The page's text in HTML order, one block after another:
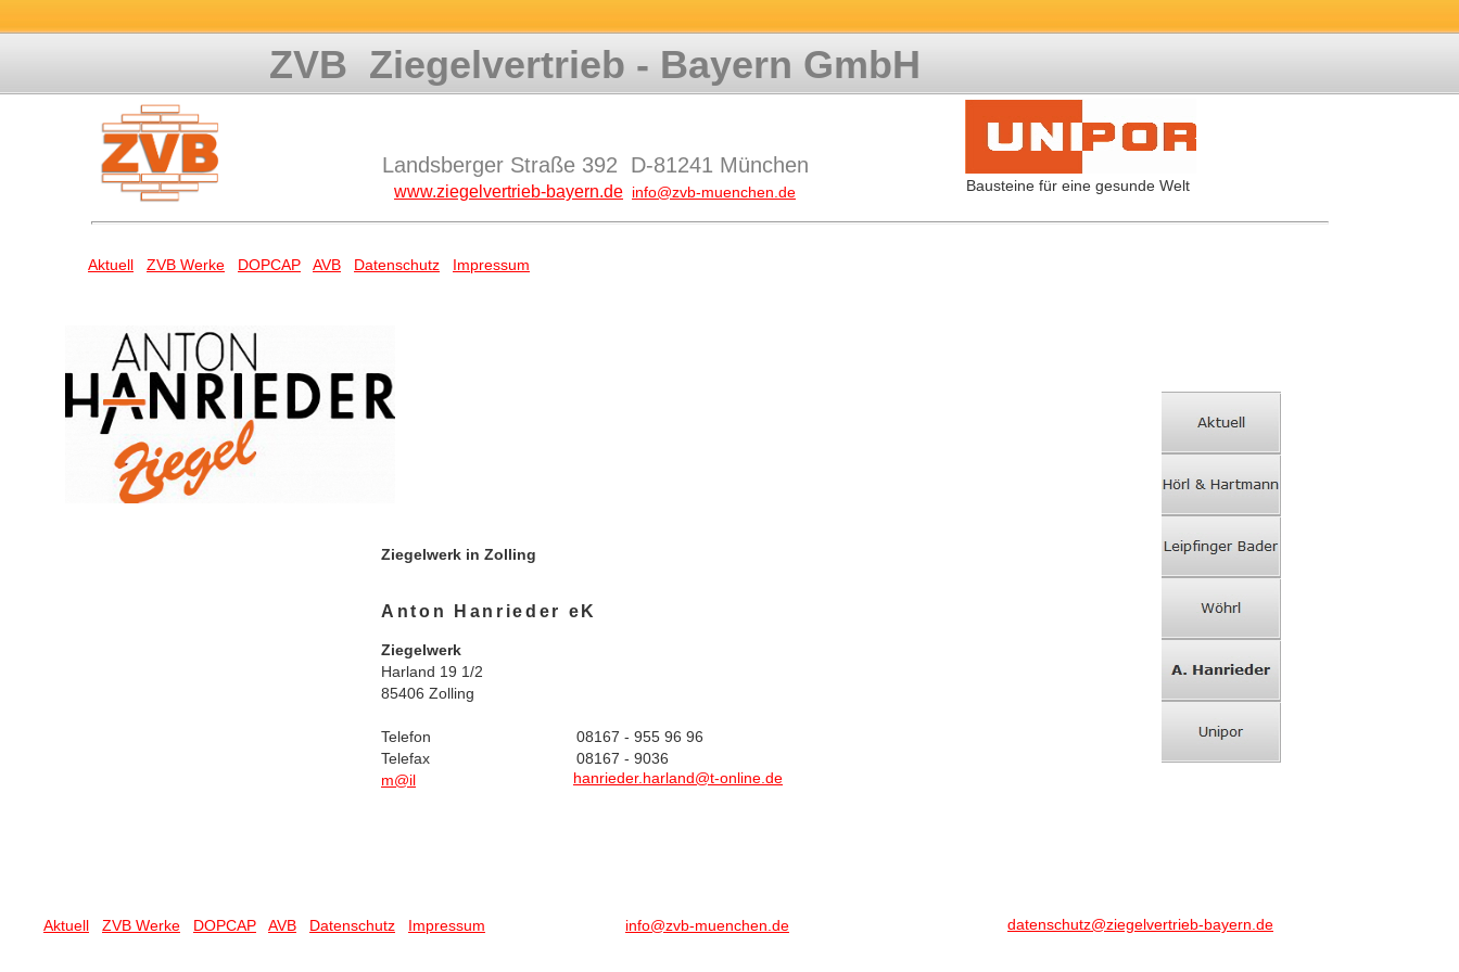
Ziegelwerk in Zolling
Anton Hanrieder eK
Ziegelwerk
Harland 19 1/2
85406 Zolling
Telefon
08167 - 955 96 96
Telefax
08167 - 9036
m@il
hanrieder.harland@t-online.de
Aktuell ZVB Werke DOPCAP AVB Datenschutz Impressum
Aktuell ZVB Werke DOPCAP AVB Datenschutz Impressum
Bausteine für eine gesunde Welt
ZVB Ziegelvertrieb - Bayern GmbH
Landsberger Straße 392 D-81241 München
www.ziegelvertrieb-bayern.de info@zvb-muenchen.de
info@zvb-muenchen.de datenschutz@ziegelvertrieb-bayern.de